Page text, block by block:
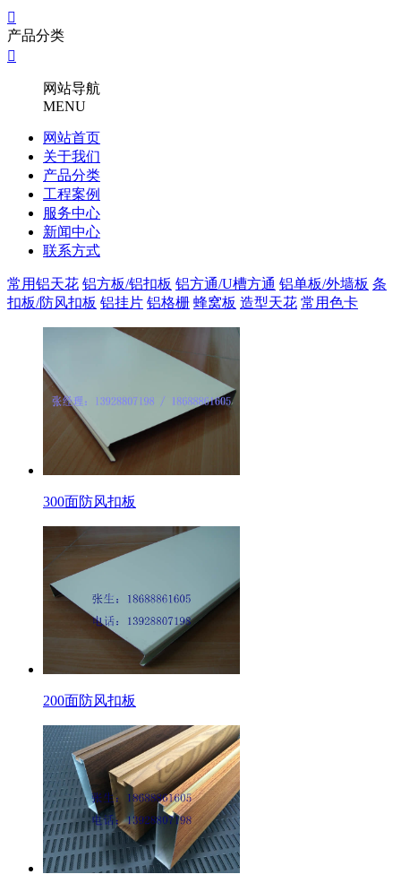

产品分类

网站导航
MENU
网站首页
关于我们
产品分类
工程案例
服务中心
新闻中心
联系方式
常用铝天花 铝方板/铝扣板 铝方通/U槽方通 铝单板/外墙板 条
扣板/防风扣板 铝挂片 铝格栅 蜂窝板 造型天花 常用色卡
300面防风扣板
200面防风扣板